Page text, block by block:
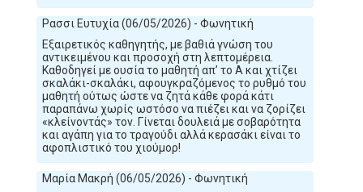
Ρασσι Ευτυχία (06/05/2026) - Φωνητική
Εξαιρετικός καθηγητής, με βαθιά γνώση του
αντικειμένου και προσοχή στη λεπτομέρεια.
Καθοδηγεί με ουσία το μαθητή απ’ το Α και χτίζει
σκαλάκι-σκαλάκι, αφουγκραζόμενος το ρυθμό του
μαθητή ούτως ώστε να ζητά κάθε φορά κάτι
παραπάνω χωρίς ωστόσο να πιέζει και να ζορίζει
«κλείνοντάς» τον. Γίνεται δουλειά με σοβαρότητα
και αγάπη για το τραγούδι αλλά κερασάκι είναι το
αφοπλιστικό του χιούμορ!
Μαρία Μακρή (06/05/2026) - Φωνητική